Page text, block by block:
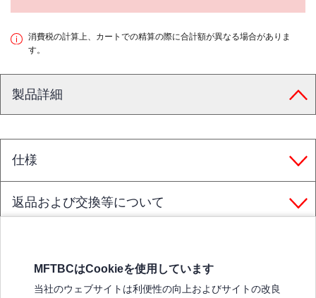
消費税の計算上、カートでの精算の際に合計額が異なる場合がありま
す。
製品詳細
仕様
返品および交換等について
MFTBCはCookieを使用しています
当社のウェブサイトは利便性の向上およびサイトの改良